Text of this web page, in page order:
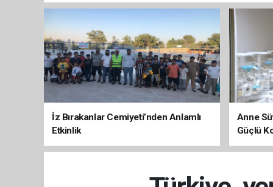
İz Bırakanlar Cemiyeti’nden Anlamlı
Etkinlik
Anne
Güçlü